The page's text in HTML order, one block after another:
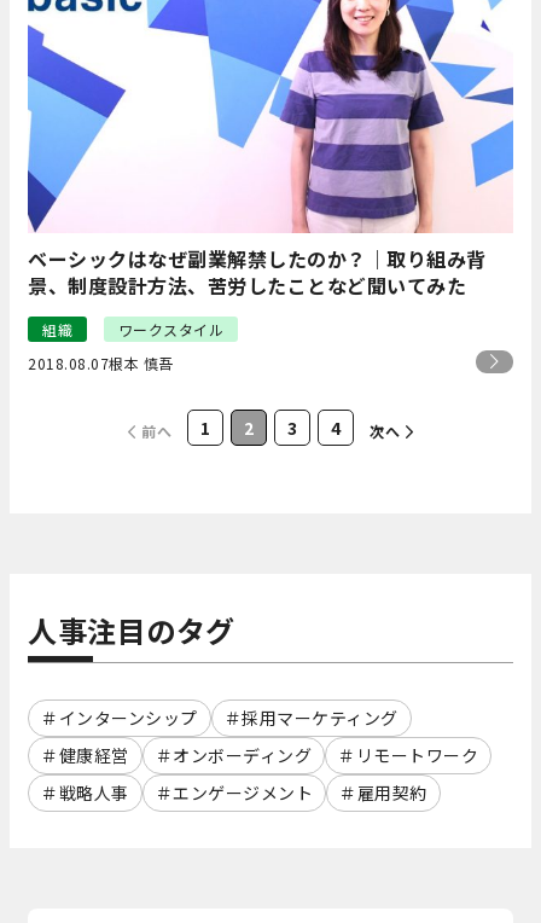
ベーシックはなぜ副業解禁したのか？｜取り組み背
景、制度設計方法、苦労したことなど聞いてみた
組織
ワークスタイル
2018.08.07根本 慎吾
前へ 1 2 3 4 次へ
人事注目のタグ
インターンシップ
採用マーケティング
健康経営
オンボーディング
リモートワーク
戦略人事
エンゲージメント 雇用契約